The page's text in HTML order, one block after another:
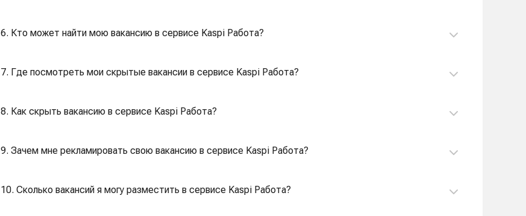
6. Кто может найти мою вакансию в сервисе Kaspi Работа?
7. Где посмотреть мои скрытые вакансии в сервисе Kaspi Работа?
8. Как скрыть вакансию в сервисе Kaspi Работа?
9. Зачем мне рекламировать свою вакансию в сервисе Kaspi Работа?
10. Сколько вакансий я могу разместить в сервисе Kaspi Работа?